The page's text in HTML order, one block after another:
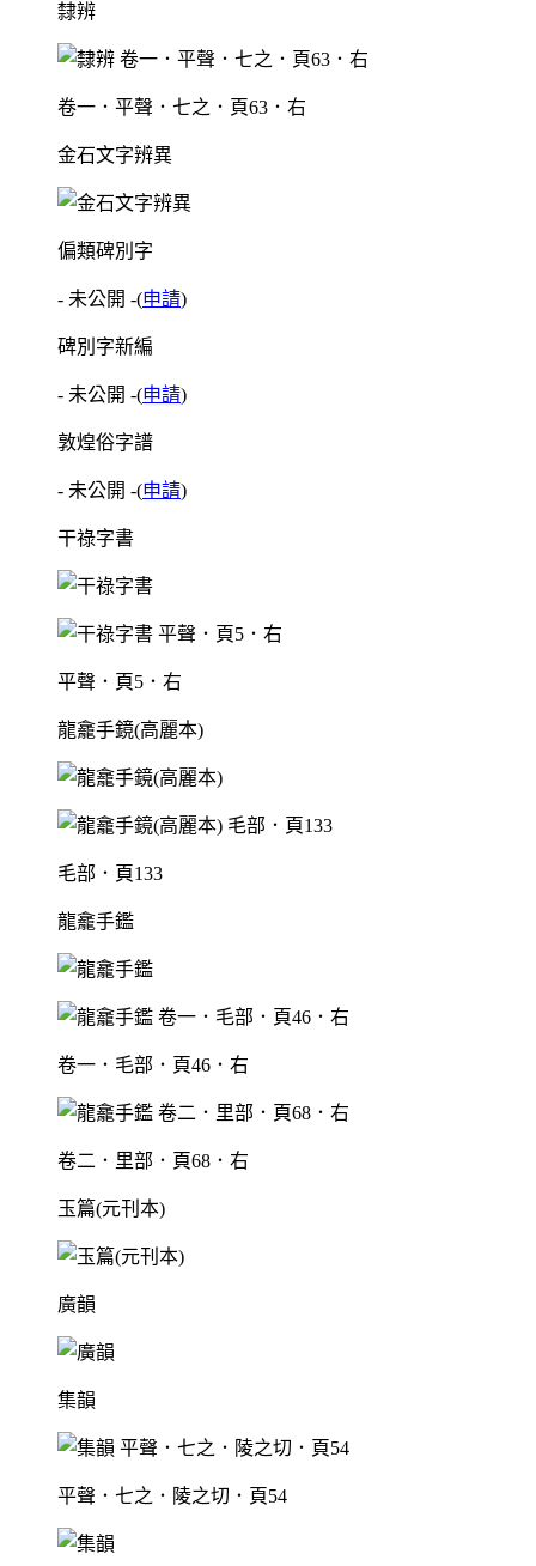
隸辨
卷一．平聲．七之．頁63．右
金石文字辨異
偏類碑別字
- 未公開 -(申請)
碑別字新編
- 未公開 -(申請)
敦煌俗字譜
- 未公開 -(申請)
干祿字書
平聲．頁5．右
龍龕手鏡(高麗本)
毛部．頁133
龍龕手鑑
卷一．毛部．頁46．右
卷二．里部．頁68．右
玉篇(元刊本)
廣韻
集韻
平聲．七之．陵之切．頁54